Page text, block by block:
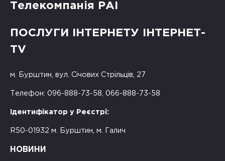
Телекомпанія РАІ
ПОСЛУГИ ІНТЕРНЕТУ ІНТЕРНЕТ-
TV
м. Бурштин, вул. Січових Стрільців, 27
Телефон: 096-888-73-58, 066-888-73-58
Ідентифікатор у Реєстрі:
R50-01932 м. Бурштин, м. Галич
НОВИНИ